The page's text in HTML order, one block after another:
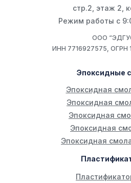
ООО
ИНН 7716927575, ОГРН
Эпоксидная
Эпоксидная
Эпоксидная
Эпоксидная
Эпоксидная
Эпоксидные
стр.2, этаж 2,
Режим работы с